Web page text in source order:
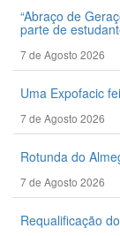
“Abraço de
parte de
7 de Agosto 2026
Uma Expofacic
7 de Agosto 2026
Rotunda do
7 de Agosto 2026
Requalificação